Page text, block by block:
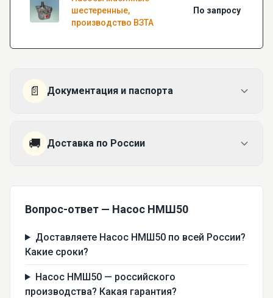
шестеренные,
производство ВЗТА
По запросу
📄 Документация и паспорта
🚚 Доставка по России
Вопрос-ответ — Насос НМШ50
Доставляете Насос НМШ50 по всей России?
Какие сроки?
Насос НМШ50 — российского
производства? Какая гарантия?